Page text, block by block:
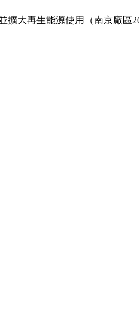
大再生能源使用（南京廠區